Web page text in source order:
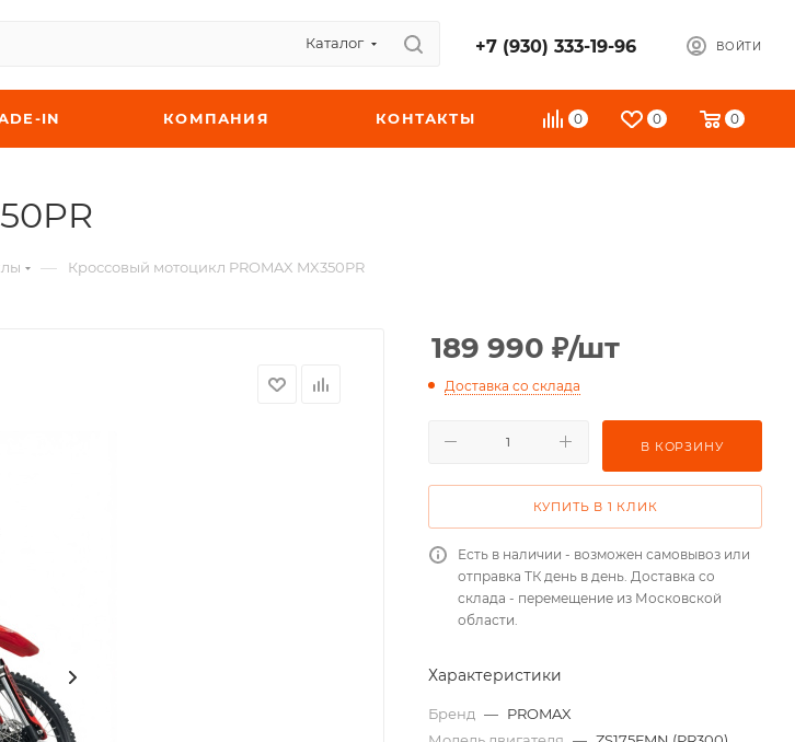
Каталог +7 (930) 333-19-96 ВОЙТИ
0 0 0
IN КОМПАНИЯ КОНТАКТЫ
— Кроссовый мотоцикл PROMAX MX350PR
189 990 ₽/шт
Доставка со склада
В КОРЗИНУ
КУПИТЬ В 1 КЛИК
Есть в наличии - возможен самовывоз или
отправка ТК день в день. Доставка со
склада - перемещение из Московской
области.
Характеристики
Бренд — PROMAX